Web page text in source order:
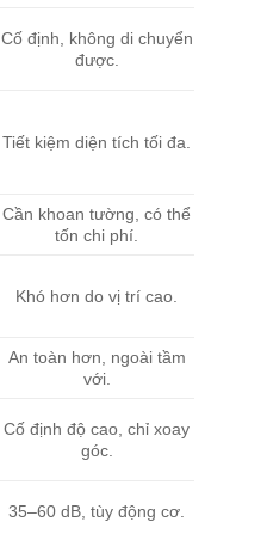
Cố định, không di chuyển
được.
Tiết kiệm diện tích tối đa.
Cần khoan tường, có thể
tốn chi phí.
Khó hơn do vị trí cao.
An toàn hơn, ngoài tầm
với.
Cố định độ cao, chỉ xoay
góc.
35–60 dB, tùy động cơ.